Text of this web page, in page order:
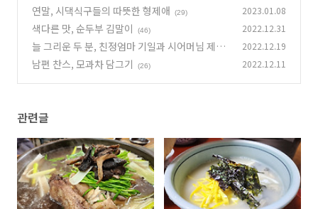
탐방
(26)
연말, 시댁식구들의 따뜻한 형제애 (29) 2023.01.08
색다른 맛, 순두부 김말이 (46) 2022.12.31
늘 그리운 두 분, 친정엄마 기일과 시어머님 제사
(35)
2022.12.19
남편 찬스, 모과차 담그기 (26) 2022.12.11
관련글